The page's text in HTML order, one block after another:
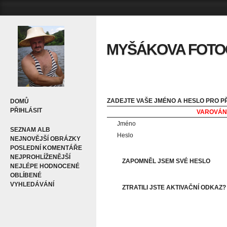
DOMŮ
PŘIHLÁSIT
SEZNAM ALB
NEJNOVĚJŠÍ OBRÁZKY
POSLEDNÍ KOMENTÁŘE
NEJPROHLÍŽENĚJŠÍ
NEJLÉPE HODNOCENÉ
OBLÍBENÉ
VYHLEDÁVÁNÍ
MYŠÁKOVA
ZADEJTE VAŠE JMÉNO A HESLO PRO
Jméno
Heslo
ZAPOMNĚL JSEM SVÉ HESLO
ZTRATILI JSTE AKTIVAČNÍ ODKAZ?